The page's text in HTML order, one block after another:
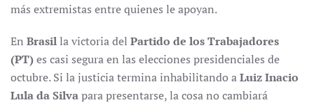
más extremistas entre quienes le apoyan.
En Brasilla victoria del Partido de los Trabajadores
(PT)es casi segura en las elecciones presidenciales de
octubre. Si la justicia termina inhabilitando aLuiz Inacio
Lula da Silvapara presentarse, la cosa no cambiará